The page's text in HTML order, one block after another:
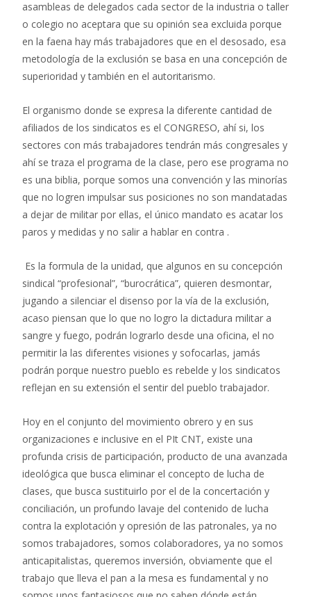
asambleas de delegados cada sector de la industria o taller
o colegio no aceptara que su opinión sea excluida porque
en la faena hay más trabajadores que en el desosado, esa
metodología de la exclusión se basa en una concepción de
superioridad y también en el autoritarismo.
El organismo donde se expresa la diferente cantidad de
afiliados de los sindicatos es el CONGRESO, ahí si, los
sectores con más trabajadores tendrán más congresales y
ahí se traza el programa de la clase, pero ese programa no
es una biblia, porque somos una convención y las minorías
que no logren impulsar sus posiciones no son mandatadas
a dejar de militar por ellas, el único mandato es acatar los
paros y medidas y no salir a hablar en contra .
Es la formula de la unidad, que algunos en su concepción
sindical “profesional”, “burocrática”, quieren desmontar,
jugando a silenciar el disenso por la vía de la exclusión,
acaso piensan que lo que no logro la dictadura militar a
sangre y fuego, podrán lograrlo desde una oficina, el no
permitir la las diferentes visiones y sofocarlas, jamás
podrán porque nuestro pueblo es rebelde y los sindicatos
reflejan en su extensión el sentir del pueblo trabajador.
Hoy en el conjunto del movimiento obrero y en sus
organizaciones e inclusive en el PIt CNT, existe una
profunda crisis de participación, producto de una avanzada
ideológica que busca eliminar el concepto de lucha de
clases, que busca sustituirlo por el de la concertación y
conciliación, un profundo lavaje del contenido de lucha
contra la explotación y opresión de las patronales, ya no
somos trabajadores, somos colaboradores, ya no somos
anticapitalistas, queremos inversión, obviamente que el
trabajo que lleva el pan a la mesa es fundamental y no